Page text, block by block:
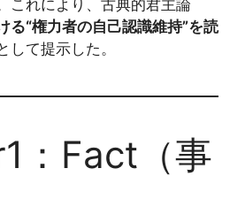
これにより、古典的君主論
る“権力者の自己認識維持”を読
して提示した。
：Fact（事